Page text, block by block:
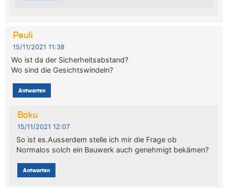
Pauli
15/11/2021 11:38
Wo ist da der Sicherheitsabstand?
Wo sind die Gesichtswindeln?
Antworten
Boku
15/11/2021 12:07
So ist es.Ausserdem stelle ich mir die Frage ob
Normalos solch ein Bauwerk auch genehmigt bekämen?
Antworten